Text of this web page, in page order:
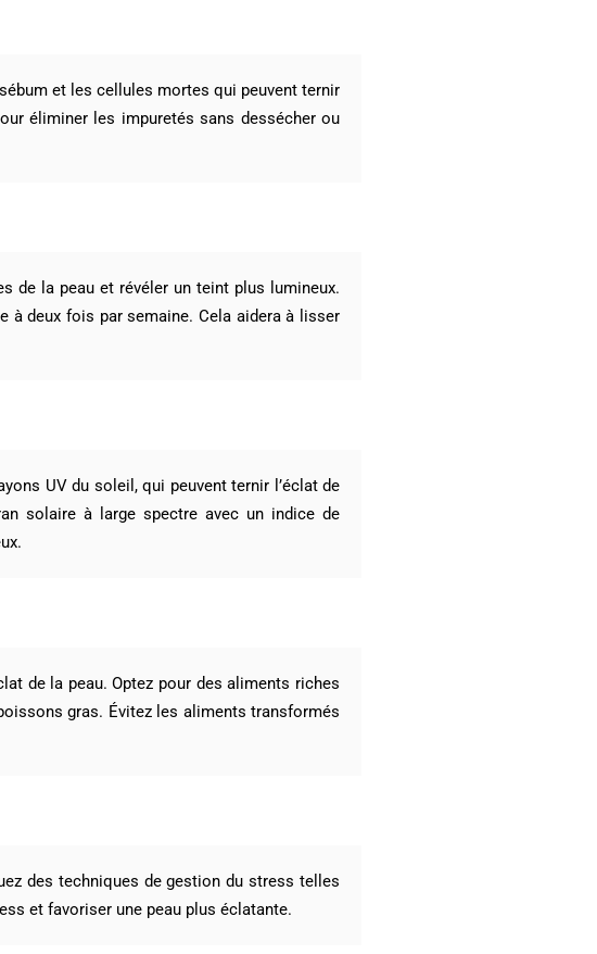
et les cellules mortes qui peuvent ternir
éliminer les impuretés sans dessécher ou
de la peau et révéler un teint plus lumineux.
à deux fois par semaine. Cela aidera à lisser
UV du soleil, qui peuvent ternir l’éclat de
solaire à large spectre avec un indice de
de la peau. Optez pour des aliments riches
gras. Évitez les aliments transformés
des techniques de gestion du stress telles
et favoriser une peau plus éclatante.